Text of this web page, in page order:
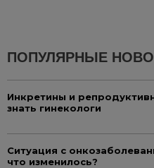
ПОПУЛЯРНЫЕ
Инкретины и
знать гинекологи
Ситуация с
что изменилось?